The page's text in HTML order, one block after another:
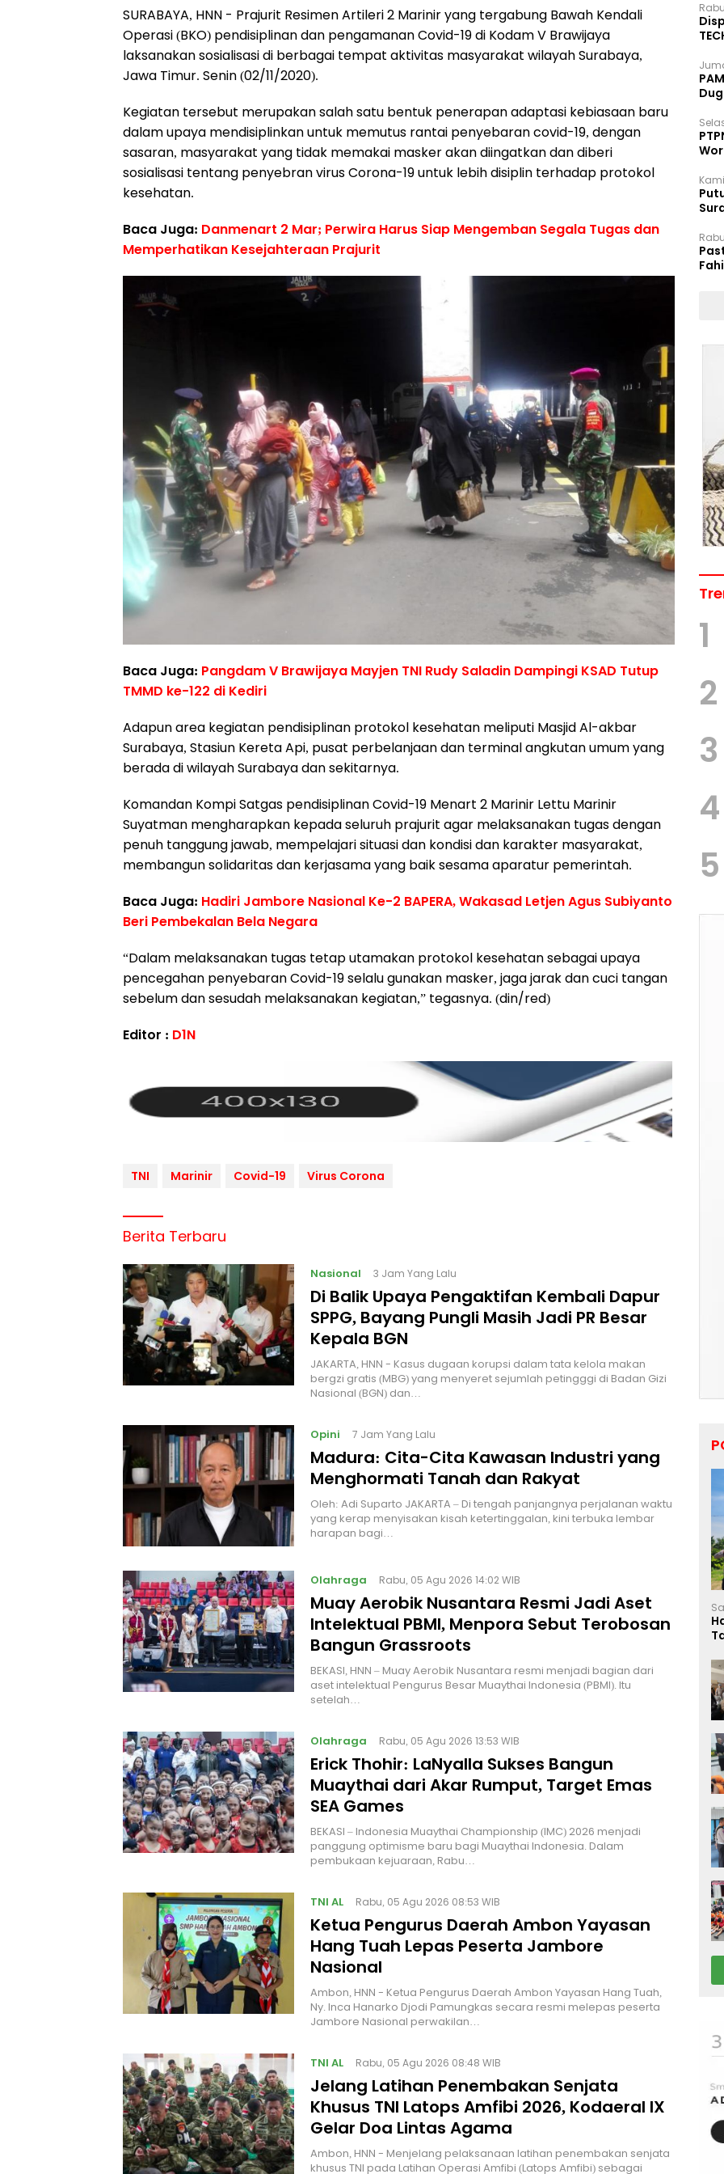
SURABAYA, HNN - Prajurit Resimen Artileri 2 Marinir yang tergabung Bawah Kendali
Operasi (BKO) pendisiplinan dan pengamanan Covid-19 di Kodam V Brawijaya
laksanakan sosialisasi di berbagai tempat aktivitas masyarakat wilayah Surabaya,
Jawa Timur. Senin (02/11/2020).
Kegiatan tersebut merupakan salah satu bentuk penerapan adaptasi kebiasaan baru
dalam upaya mendisiplinkan untuk memutus rantai penyebaran covid-19, dengan
sasaran, masyarakat yang tidak memakai masker akan diingatkan dan diberi
sosialisasi tentang penyebran virus Corona-19 untuk lebih disiplin terhadap protokol
kesehatan.
Baca Juga: Danmenart 2 Mar; Perwira Harus Siap Mengemban Segala Tugas dan
Memperhatikan Kesejahteraan Prajurit
Baca Juga: Pangdam V Brawijaya Mayjen TNI Rudy Saladin Dampingi KSAD Tutup
TMMD ke-122 di Kediri
Adapun area kegiatan pendisiplinan protokol kesehatan meliputi Masjid Al-akbar
Surabaya, Stasiun Kereta Api, pusat perbelanjaan dan terminal angkutan umum yang
berada di wilayah Surabaya dan sekitarnya.
Komandan Kompi Satgas pendisiplinan Covid-19 Menart 2 Marinir Lettu Marinir
Suyatman mengharapkan kepada seluruh prajurit agar melaksanakan tugas dengan
penuh tanggung jawab, mempelajari situasi dan kondisi dan karakter masyarakat,
membangun solidaritas dan kerjasama yang baik sesama aparatur pemerintah.
Baca Juga: Hadiri Jambore Nasional Ke-2 BAPERA, Wakasad Letjen Agus Subiyanto
Beri Pembekalan Bela Negara
“Dalam melaksanakan tugas tetap utamakan protokol kesehatan sebagai upaya
pencegahan penyebaran Covid-19 selalu gunakan masker, jaga jarak dan cuci tangan
sebelum dan sesudah melaksanakan kegiatan,” tegasnya. (din/red)
Editor : D1N
TNI Marinir Covid-19 Virus Corona
Berita Terbaru
Nasional 3 Jam Yang Lalu
Di Balik Upaya Pengaktifan Kembali Dapur
SPPG, Bayang Pungli Masih Jadi PR Besar
Kepala BGN
JAKARTA, HNN - Kasus dugaan korupsi dalam tata kelola makan
bergzi gratis (MBG) yang menyeret sejumlah petingggi di Badan Gizi
Nasional (BGN) dan…
Opini 7 Jam Yang Lalu
Madura: Cita-Cita Kawasan Industri yang
Menghormati Tanah dan Rakyat
Oleh: Adi Suparto JAKARTA – Di tengah panjangnya perjalanan waktu
yang kerap menyisakan kisah ketertinggalan, kini terbuka lembar
harapan bagi…
Olahraga Rabu, 05 Agu 2026 14:02 WIB
Muay Aerobik Nusantara Resmi Jadi Aset
Intelektual PBMI, Menpora Sebut Terobosan
Bangun Grassroots
BEKASI, HNN – Muay Aerobik Nusantara resmi menjadi bagian dari
aset intelektual Pengurus Besar Muaythai Indonesia (PBMI). Itu
setelah…
Olahraga Rabu, 05 Agu 2026 13:53 WIB
Erick Thohir: LaNyalla Sukses Bangun
Muaythai dari Akar Rumput, Target Emas
SEA Games
BEKASI – Indonesia Muaythai Championship (IMC) 2026 menjadi
panggung optimisme baru bagi Muaythai Indonesia. Dalam
pembukaan kejuaraan, Rabu…
TNI AL Rabu, 05 Agu 2026 08:53 WIB
Ketua Pengurus Daerah Ambon Yayasan
Hang Tuah Lepas Peserta Jambore
Nasional
Ambon, HNN - Ketua Pengurus Daerah Ambon Yayasan Hang Tuah,
Ny. Inca Hanarko Djodi Pamungkas secara resmi melepas peserta
Jambore Nasional perwakilan…
TNI AL Rabu, 05 Agu 2026 08:48 WIB
Jelang Latihan Penembakan Senjata
Khusus TNI Latops Amfibi 2026, Kodaeral IX
Gelar Doa Lintas Agama
Ambon, HNN - Menjelang pelaksanaan latihan penembakan senjata
khusus TNI pada Latihan Operasi Amfibi (Latops Amfibi) sebagai
1
2
3
4
5